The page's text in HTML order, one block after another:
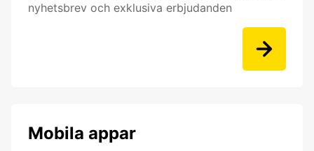
nyhetsbrev och exklusiva erbjudanden
Mobila appar